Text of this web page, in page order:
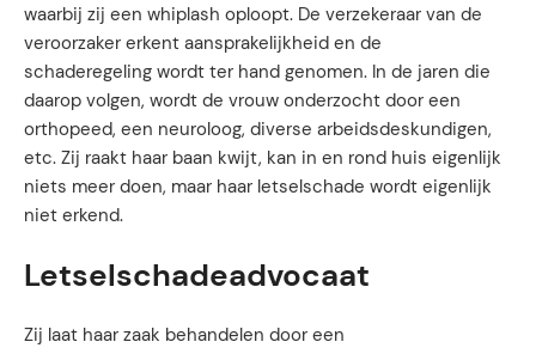
waarbij zij een whiplash oploopt. De verzekeraar van de
veroorzaker erkent aansprakelijkheid en de
schaderegeling wordt ter hand genomen. In de jaren die
daarop volgen, wordt de vrouw onderzocht door een
orthopeed, een neuroloog, diverse arbeidsdeskundigen,
etc. Zij raakt haar baan kwijt, kan in en rond huis eigenlijk
niets meer doen, maar haar letselschade wordt eigenlijk
niet erkend.
Letselschadeadvocaat
Zij laat haar zaak behandelen door een